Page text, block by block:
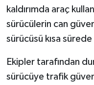
kaldırımda araç
sürücülerin can
sürücüsü kısa
Ekipler tarafından
sürücüye trafik